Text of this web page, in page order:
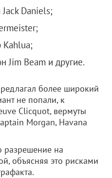
Daniels;
Kahlua;
Jim Beam и другие.
более широкий
не попали, к
Clicquot, вермуты
Morgan, Havana
разрешение на
объясняя это рисками